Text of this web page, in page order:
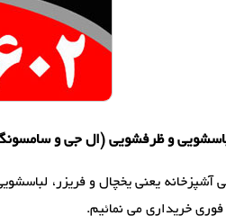
آشپزخانه یعنی یخچال و فریزر،
خریداری می نمائیم.